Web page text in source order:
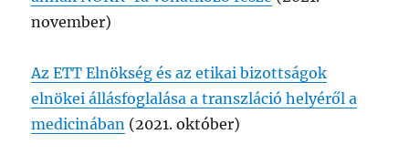
november)
Az ETT Elnökség és az etikai bizottságok
elnökei állásfoglalása a transzláció helyéről a
medicinában (2021. október)